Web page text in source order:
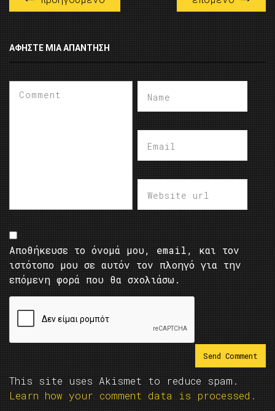
ΑΦΉΣΤΕ ΜΙΑ ΑΠΆΝΤΗΣΗ
Αποθήκευσε το όνομά μου, email, και τον
ιστότοπο μου σε αυτόν τον πλοηγό για την
επόμενη φορά που θα σχολιάσω.
This site uses Akismet to reduce spam.
Learn how your comment data is processed.